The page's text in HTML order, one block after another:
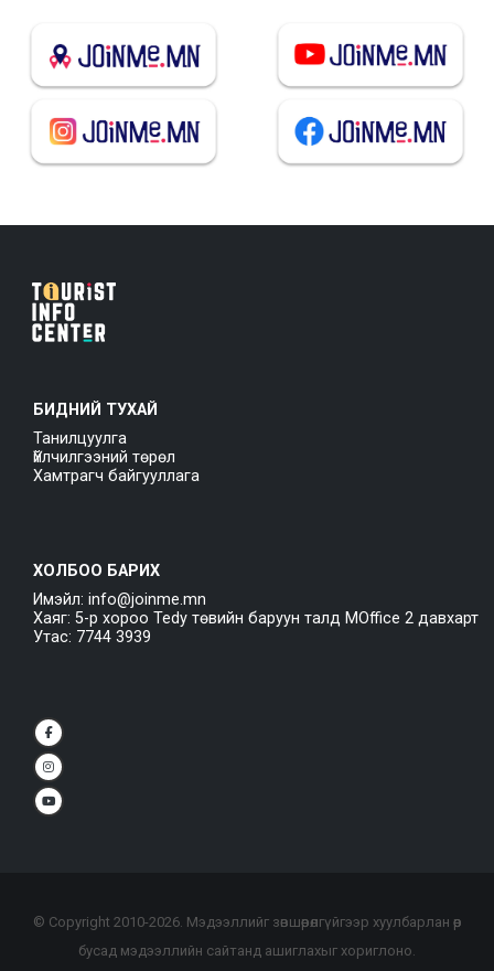
БИДНИЙ ТУХАЙ
Танилцуулга
Үйлчилгээний төрөл
Хамтрагч байгууллага
ХОЛБОО БАРИХ
Имэйл: info@joinme.mn
Хаяг: 5-р хороо Tedy төвийн баруун талд MOffice 2 давхарт
Утас: 7744 3939
© Copyright 2010-2026. Мэдээллийг зөвшөөрөлгүйгээр хуулбарлан өөр
бусад мэдээллийн сайтанд ашиглахыг хориглоно.